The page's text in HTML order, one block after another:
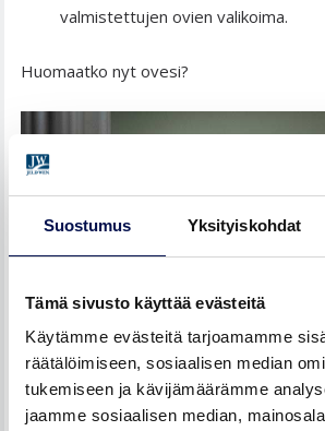
Suostumus Yksityiskohdat
Tämä sivusto käyttää evästeitä
Käytämme evästeitä tarjoamamme
räätälöimiseen, sosiaalisen median
tukemiseen ja kävijämäärämme
jaamme sosiaalisen median,
valmistettujen ovien valikoima.
Huomaatko nyt ovesi?